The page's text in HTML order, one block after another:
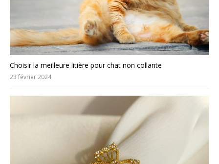
Choisir la meilleure litière pour chat non collante
23 février 2024